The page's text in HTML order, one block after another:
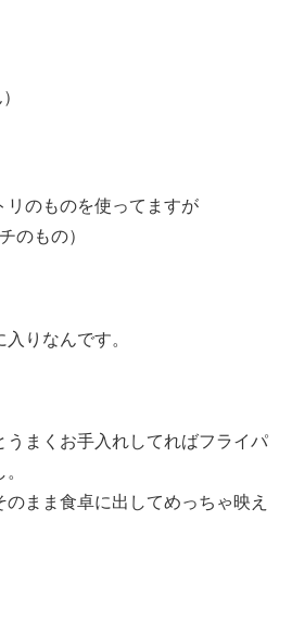
リのものを使ってますが
のもの）
りなんです。
うまくお手入れしてればフライパ
まま食卓に出してめっちゃ映え